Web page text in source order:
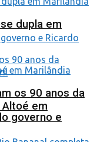
governo e
dupla em
os 90 anos da
em